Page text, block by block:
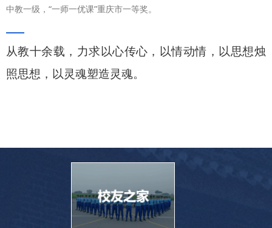
中教一级，“一师一优课”重庆市一等奖。
从教十余载，力求以心传心，以情动情，以思想烛
照思想，以灵魂塑造灵魂。